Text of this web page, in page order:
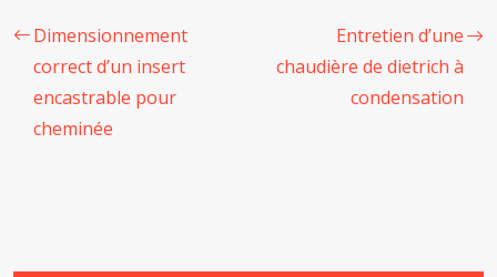
Dimensionnement
correct d’un insert
encastrable pour
cheminée
Entretien d’une
chaudière de dietrich à
condensation